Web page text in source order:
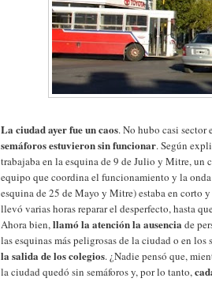
La ciudad ayer fue un caos. No hubo casi sector
semáforos estuvieron sin funcionar. Según
trabajaba en la esquina de 9 de Julio y Mitre, un
equipo que coordina el funcionamiento y la
esquina de 25 de Mayo y Mitre) estaba en corto
llevó varias horas reparar el desperfecto, hasta
Ahora bien,llamó la atención la ausencia de
las esquinas más peligrosas de la ciudad o en
la salida de los colegios. ¿Nadie pensó que,
la ciudad quedó sin semáforos y, por lo tanto,